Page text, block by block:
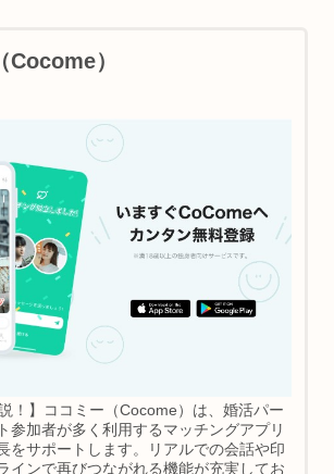
Cocome）
！】ココミー（Cocome）は、婚活パー
参加者が多く利用するマッチングアプリ
をサポートします。リアルでの会話や印
インで再びつながれる機能が充実してお